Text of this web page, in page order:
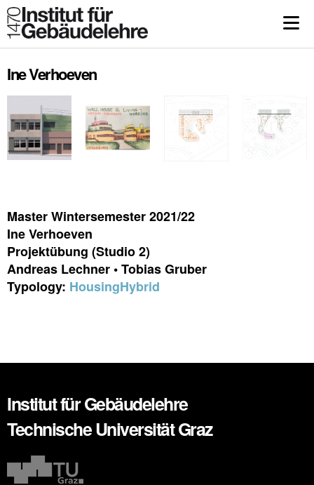
Ine Verhoeven
Master Wintersemester 2021/22
Ine Verhoeven
Projektübung (Studio 2)
Andreas Lechner • Tobias Gruber
Typology: HousingHybrid
Institut für Gebäudelehre
Technische Universität Graz